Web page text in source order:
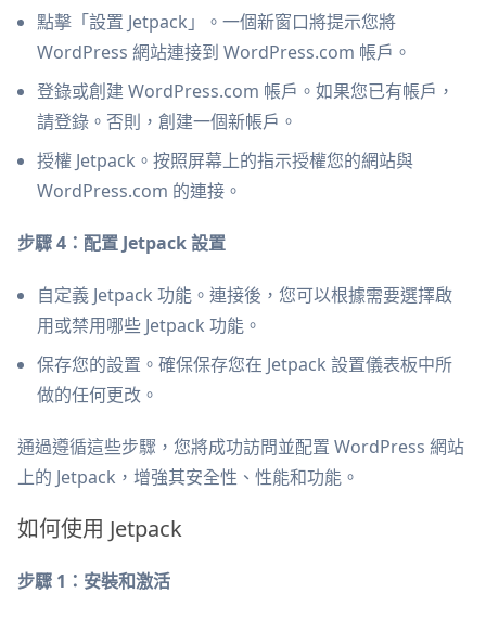
點擊「設置 Jetpack」。一個新窗口將提示您將
WordPress 網站連接到 WordPress.com 帳戶。
登錄或創建 WordPress.com 帳戶。如果您已有帳戶，
請登錄。否則，創建一個新帳戶。
授權 Jetpack。按照屏幕上的指示授權您的網站與
WordPress.com 的連接。
步驟 4：配置 Jetpack 設置
自定義 Jetpack 功能。連接後，您可以根據需要選擇啟
用或禁用哪些 Jetpack 功能。
保存您的設置。確保保存您在 Jetpack 設置儀表板中所
做的任何更改。
通過遵循這些步驟，您將成功訪問並配置 WordPress 網站
上的 Jetpack，增強其安全性、性能和功能。
如何使用 Jetpack
步驟 1：安裝和激活